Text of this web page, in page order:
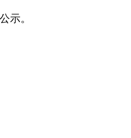
示。